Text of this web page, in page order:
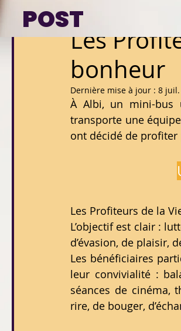
Les
bonheur
4 juil. 2025
Dernière mise à jour : 8 juil.
À Albi, un mini-bus
transporte une
ont décidé de
Les Profiteurs de la
L’objectif est clair :
d’évasion, de plaisir,
Les bénéficiaires
leur convivialité :
séances de cinéma,
rire, de bouger,
POST